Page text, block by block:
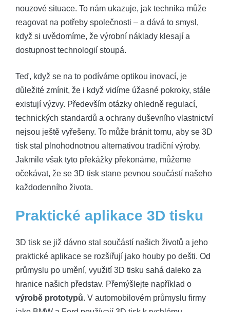
nouzové situace. To nám ukazuje, jak technika může
reagovat na potřeby společnosti – a dává to smysl,
když si uvědomíme, že výrobní náklady klesají a
dostupnost technologií stoupá.
Teď, když se na to podíváme optikou inovací, je
důležité zmínit, že i když vidíme úžasné pokroky, stále
existují výzvy. Především otázky ohledně regulací,
technických standardů a ochrany duševního vlastnictví
nejsou ještě vyřešeny. To může bránit tomu, aby se 3D
tisk stal plnohodnotnou alternativou tradiční výroby.
Jakmile však tyto překážky překonáme, můžeme
očekávat, že se 3D tisk stane pevnou součástí našeho
každodenního života.
Praktické aplikace 3D tisku
3D tisk se již dávno stal součástí našich životů a jeho
praktické aplikace se rozšiřují jako houby po dešti. Od
průmyslu po umění, využití 3D tisku sahá daleko za
hranice našich představ. Přemýšlejte například o
výrobě prototypů. V automobilovém průmyslu firmy